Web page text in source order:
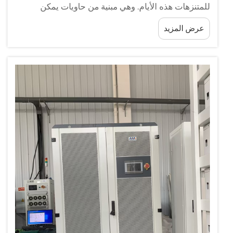
للمتنزهات هذه الأيام. وهي مبنية من حاويات يمكن
تحويلها إلى منازل مريحة. وتستخدم المتنزهات هذه
المنازل كغرف للضيوف. وتوفر خيارًا صديقًا للبيئة وحديثًا.
وتعتبر شركات مثل BOX-E رائدة في هذا المجال...
عرض المزيد